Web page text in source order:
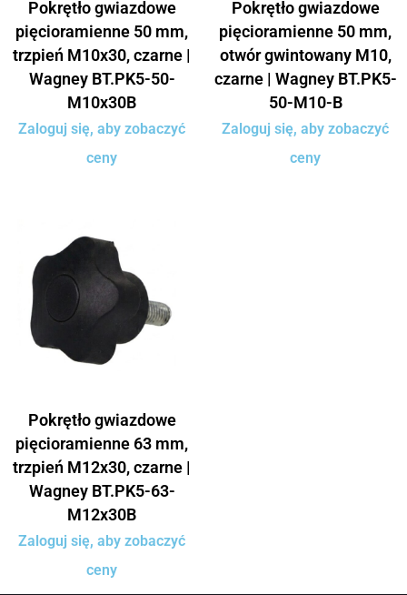
Pokrętło gwiazdowe
pięcioramienne 50 mm,
trzpień M10x30, czarne |
Wagney BT.PK5-50-
M10x30B
Zaloguj się, aby zobaczyć
ceny
Pokrętło gwiazdowe
pięcioramienne 50 mm,
otwór gwintowany M10,
czarne | Wagney BT.PK5-
50-M10-B
Zaloguj się, aby zobaczyć
ceny
Pokrętło gwiazdowe
pięcioramienne 63 mm,
trzpień M12x30, czarne |
Wagney BT.PK5-63-
M12x30B
Zaloguj się, aby zobaczyć
ceny